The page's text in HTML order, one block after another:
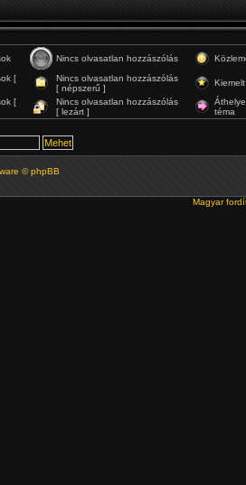
Nincs olvasatlan hozzászólás
[
Nincs olvasatlan hozzászólás
[ népszerű ]
Kiemelt
[
Nincs olvasatlan hozzászólás
[ lezárt ]
téma
© phpBB
Magyar